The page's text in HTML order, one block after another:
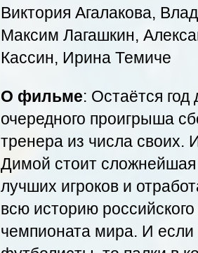
Виктория Агалакова,
Максим Лагашкин,
Кассин, Ирина Темиче
О фильме: Остаётся
очередного проигрыша
тренера из числа своих.
Димой стоит сложнейшая
лучших игроков и
всю историю
чемпионата мира. И